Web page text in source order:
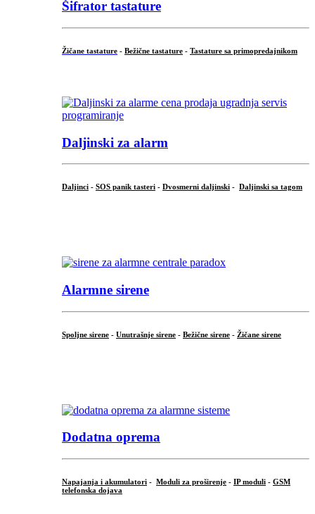
Šifrator tastature
Žičane tastature - Bežične tastature - Tastature sa primopredajnikom
Daljinski za alarm
Daljinci - SOS panik tasteri - Dvosmerni daljinski - Daljinski sa tagom
Alarmne sirene
Spoljne sirene - Unutrašnje sirene - Bežične sirene - Žičane sirene
Dodatna oprema
Napajanja i akumulatori - Moduli za proširenje - IP moduli - GSM
telefonska dojava